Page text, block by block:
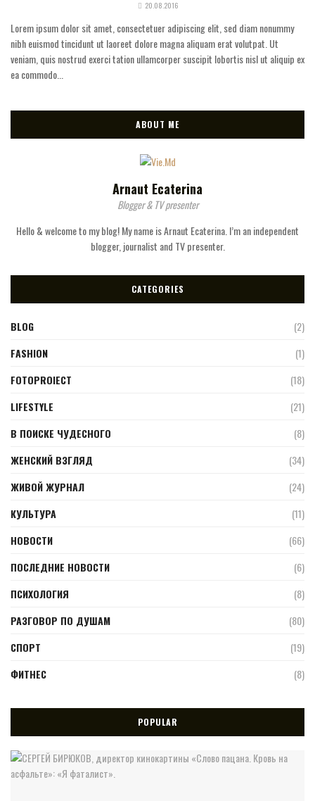
20.08.2016
Lorem ipsum dolor sit amet, consectetuer adipiscing elit, sed diam nonummy
nibh euismod tincidunt ut laoreet dolore magna aliquam erat volutpat. Ut
veniam, quis nostrud exerci tation ullamcorper suscipit lobortis nisl ut aliquip ex
ea commodo...
ABOUT ME
Arnaut Ecaterina
Blogger & TV presenter
Hello & welcome to my blog! My name is Arnaut Ecaterina. I’m an independent
blogger, journalist and TV presenter.
CATEGORIES
BLOG
(2)
FASHION
(1)
FOTOPROIECT
(18)
LIFESTYLE
(21)
В ПОИСКЕ ЧУДЕСНОГО
(8)
ЖЕНСКИЙ ВЗГЛЯД
(34)
ЖИВОЙ ЖУРНАЛ
(24)
КУЛЬТУРА
(11)
НОВОСТИ
(66)
ПОСЛЕДНИЕ НОВОСТИ
(6)
ПСИХОЛОГИЯ
(8)
РАЗГОВОР ПО ДУШАМ
(80)
СПОРТ
(19)
ФИТНЕС
(8)
POPULAR